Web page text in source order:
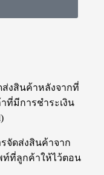
ส่งสินค้าหลังจากที่
ที่มีการชำระเงิน
จัดส่งสินค้าจาก
ท์ที่ลูกค้าให้ไว้ตอน